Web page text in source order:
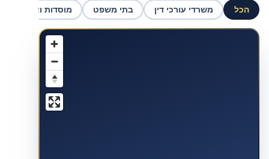
הכל משרדי עורכי דין בתי משפט מוסדות ואכיפה